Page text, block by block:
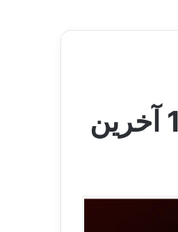
غارة إسرائيلية على دمشق تودي بحياة 3 أشخاص وإصابة 11 آخرين